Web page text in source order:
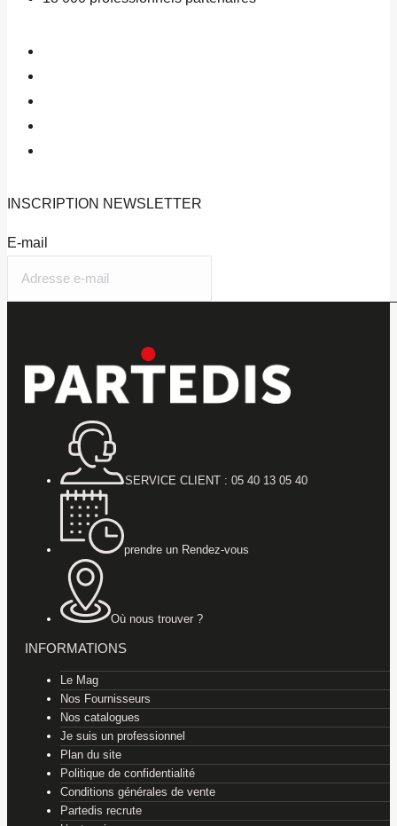
INSCRIPTION NEWSLETTER
E-mail
SERVICE CLIENT : 05 40 13 05 40
prendre un Rendez-vous
Où nous trouver ?
INFORMATIONS
Le Mag
Nos Fournisseurs
Nos catalogues
Je suis un professionnel
Plan du site
Politique de confidentialité
Conditions générales de vente
Partedis recrute